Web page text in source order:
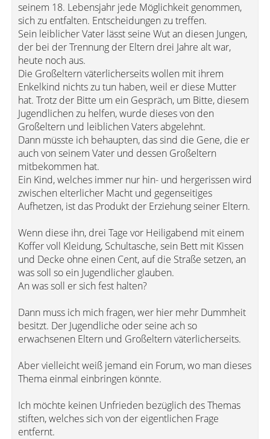
seinem 18. Lebensjahr jede Möglichkeit genommen,
sich zu entfalten. Entscheidungen zu treffen.
Sein leiblicher Vater lässt seine Wut an diesen Jungen,
der bei der Trennung der Eltern drei Jahre alt war,
heute noch aus.
Die Großeltern väterlicherseits wollen mit ihrem
Enkelkind nichts zu tun haben, weil er diese Mutter
hat. Trotz der Bitte um ein Gespräch, um Bitte, diesem
Jugendlichen zu helfen, wurde dieses von den
Großeltern und leiblichen Vaters abgelehnt.
Dann müsste ich behaupten, das sind die Gene, die er
auch von seinem Vater und dessen Großeltern
mitbekommen hat.
Ein Kind, welches immer nur hin- und hergerissen wird
zwischen elterlicher Macht und gegenseitiges
Aufhetzen, ist das Produkt der Erziehung seiner Eltern.
Wenn diese ihn, drei Tage vor Heiligabend mit einem
Koffer voll Kleidung, Schultasche, sein Bett mit Kissen
und Decke ohne einen Cent, auf die Straße setzen, an
was soll so ein Jugendlicher glauben.
An was soll er sich fest halten?
Dann muss ich mich fragen, wer hier mehr Dummheit
besitzt. Der Jugendliche oder seine ach so
erwachsenen Eltern und Großeltern väterlicherseits.
Aber vielleicht weiß jemand ein Forum, wo man dieses
Thema einmal einbringen könnte.
Ich möchte keinen Unfrieden bezüglich des Themas
stiften, welches sich von der eigentlichen Frage
entfernt.